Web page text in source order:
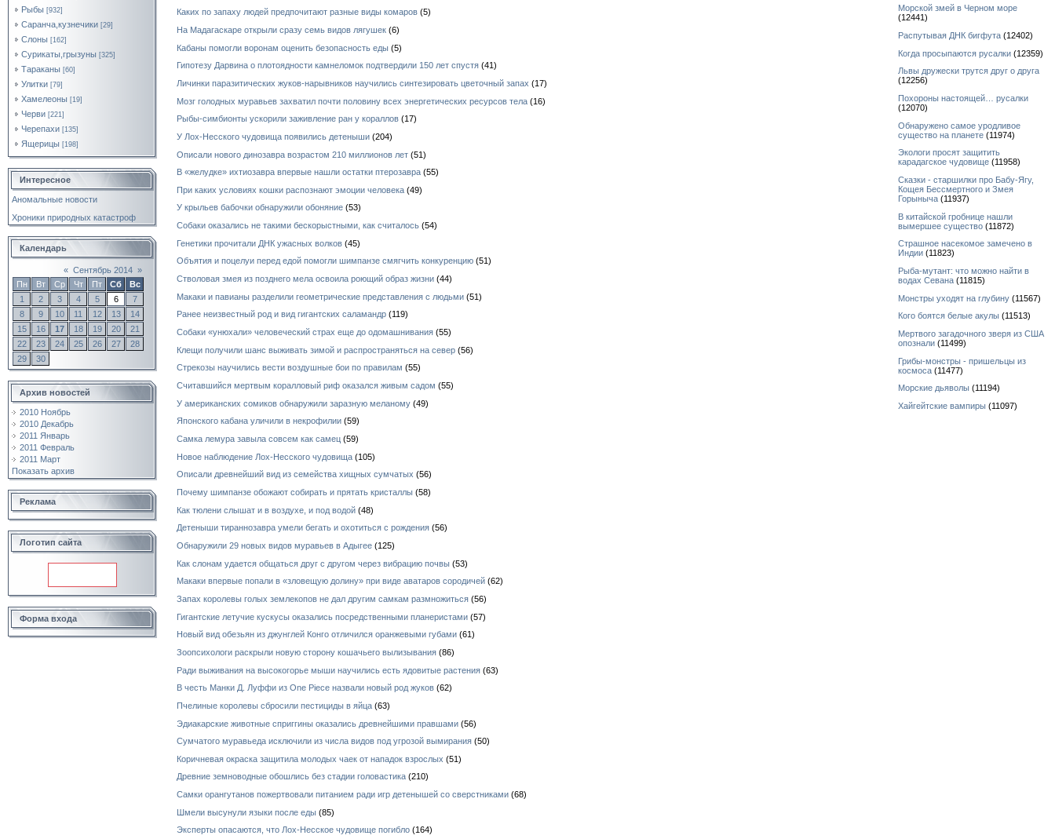
Рыбы [932]
Саранча,кузнечики [29]
Слоны [162]
Сурикаты,грызуны [325]
Тараканы [60]
Улитки [79]
Хамелеоны [19]
Черви [221]
Черепахи [135]
Ящерицы [198]
Интересное
Аномальные новости
Хроники природных катастроф
Календарь
« Сентябрь 2014 »
Пн
Вт Ср Чт Пт Сб
Вс
1
2 3 4 5 6
7
8
9 10 11 12 13
14
15
16 17 18 19 20
21
22
23 24 25 26 27
28
29
30
Архив новостей
2010 Ноябрь
2010 Декабрь
2011 Январь
2011 Февраль
2011 Март
Показать архив
Реклама
Логотип сайта
Форма входа
Каких по запаху людей предпочитают разные виды комаров (5)
На Мадагаскаре открыли сразу семь видов лягушек (6)
Кабаны помогли воронам оценить безопасность еды (5)
Гипотезу Дарвина о плотоядности камнеломок подтвердили 150 лет спустя (41)
Личинки паразитических жуков-нарывников научились синтезировать цветочный запах (17)
Мозг голодных муравьев захватил почти половину всех энергетических ресурсов тела (16)
Рыбы-симбионты ускорили заживление ран у кораллов (17)
У Лох-Несского чудовища появились детеныши (204)
Описали нового динозавра возрастом 210 миллионов лет (51)
В «желудке» ихтиозавра впервые нашли остатки птерозавра (55)
При каких условиях кошки распознают эмоции человека (49)
У крыльев бабочки обнаружили обоняние (53)
Собаки оказались не такими бескорыстными, как считалось (54)
Генетики прочитали ДНК ужасных волков (45)
Объятия и поцелуи перед едой помогли шимпанзе смягчить конкуренцию (51)
Стволовая змея из позднего мела освоила роющий образ жизни (44)
Макаки и павианы разделили геометрические представления с людьми (51)
Ранее неизвестный род и вид гигантских саламандр (119)
Собаки «унюхали» человеческий страх еще до одомашнивания (55)
Клещи получили шанс выживать зимой и распространяться на север (56)
Стрекозы научились вести воздушные бои по правилам (55)
Считавшийся мертвым коралловый риф оказался живым садом (55)
У американских сомиков обнаружили заразную меланому (49)
Японского кабана уличили в некрофилии (59)
Самка лемура завыла совсем как самец (59)
Новое наблюдение Лох-Несского чудовища (105)
Описали древнейший вид из семейства хищных сумчатых (56)
Почему шимпанзе обожают собирать и прятать кристаллы (58)
Как тюлени слышат и в воздухе, и под водой (48)
Детеныши тираннозавра умели бегать и охотиться с рождения (56)
Обнаружили 29 новых видов муравьев в Адыгее (125)
Как слонам удается общаться друг с другом через вибрацию почвы (53)
Макаки впервые попали в «зловещую долину» при виде аватаров сородичей (62)
Запах королевы голых землекопов не дал другим самкам размножиться (56)
Гигантские летучие кускусы оказались посредственными планеристами (57)
Новый вид обезьян из джунглей Конго отличился оранжевыми губами (61)
Зоопсихологи раскрыли новую сторону кошачьего вылизывания (86)
Ради выживания на высокогорье мыши научились есть ядовитые растения (63)
В честь Манки Д. Луффи из One Piece назвали новый род жуков (62)
Пчелиные королевы сбросили пестициды в яйца (63)
Эдиакарские животные сприггины оказались древнейшими правшами (56)
Сумчатого муравьеда исключили из числа видов под угрозой вымирания (50)
Коричневая окраска защитила молодых чаек от нападок взрослых (51)
Древние земноводные обошлись без стадии головастика (210)
Самки орангутанов пожертвовали питанием ради игр детенышей со сверстниками (68)
Шмели высунули языки после еды (85)
Эксперты опасаются, что Лох-Несское чудовище погибло (164)
Морской змей в Черном море
(12441)
Распутывая ДНК бигфута (12402)
Когда просыпаются русалки (12359)
Львы дружески трутся друг о друга
(12256)
Похороны настоящей… русалки
(12070)
Обнаружено самое уродливое
существо на планете (11974)
Экологи просят защитить
карадагское чудовище (11958)
Сказки - старшилки про Бабу-Ягу,
Кощея Бессмертного и Змея
Горыныча (11937)
В китайской гробнице нашли
вымершее существо (11872)
Страшное насекомое замечено в
Индии (11823)
Рыба-мутант: что можно найти в
водах Севана (11815)
Монстры уходят на глубину (11567)
Кого боятся белые акулы (11513)
Мертвого загадочного зверя из США
опознали (11499)
Грибы-монстры - пришельцы из
космоса (11477)
Морские дьяволы (11194)
Хайгейтские вампиры (11097)